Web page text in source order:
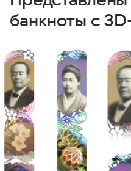
банкноты с